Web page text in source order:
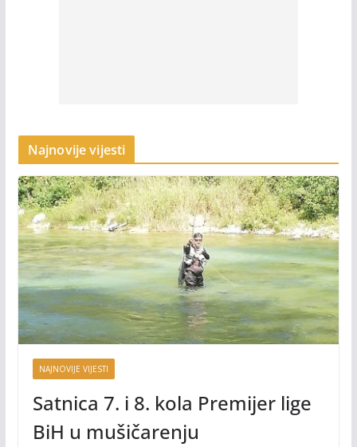
Najnovije vijesti
NAJNOVIJE VIJESTI
Satnica 7. i 8. kola Premijer lige
BiH u mušičarenju